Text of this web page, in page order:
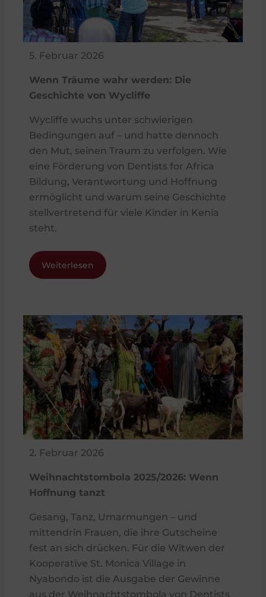
5. Februar 2026
Wenn Träume wahr werden: Die
Geschichte von Wycliffe
Wycliffe wuchs unter schwierigen
Bedingungen auf – und hatte dennoch
den Mut, seinen Traum zu verfolgen. Wie
eine Förderung von Dentists for Africa
Bildung, Verantwortung und Hoffnung
ermöglicht und warum seine Geschichte
stellvertretend für viele Kinder in Kenia
steht.
Weiterlesen
2. Februar 2026
Weihnachtstombola 2025/2026: Wenn
Hoffnung tanzt
Gesang, Tanz, Umarmungen – und
mittendrin Frauen, die ihre Gutscheine
fest an sich drücken. Für die Witwen der
Kooperative St. Monica Village in
Nyabondo ist die Ausgabe der Gewinne
aus der Weihnachtstombola von Dentists